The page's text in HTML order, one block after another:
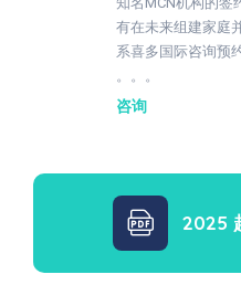
有在未来组建家庭
系喜多国际咨询预
。。。
咨询
2025